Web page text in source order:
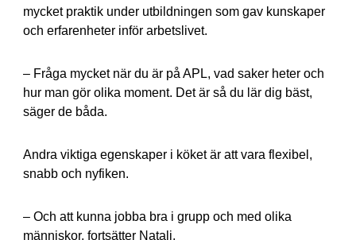
mycket praktik under utbildningen som gav kunskaper
och erfarenheter inför arbetslivet.
– Fråga mycket när du är på APL, vad saker heter och
hur man gör olika moment. Det är så du lär dig bäst,
säger de båda.
Andra viktiga egenskaper i köket är att vara flexibel,
snabb och nyfiken.
– Och att kunna jobba bra i grupp och med olika
människor, fortsätter Natali.